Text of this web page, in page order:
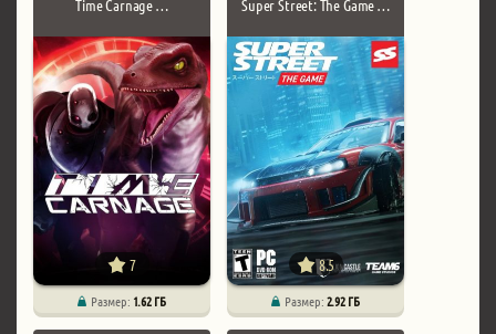
Time Carnage …
7
Размер: 1.62 ГБ
Super Street: The Game …
8.5
Размер:2.92 ГБ